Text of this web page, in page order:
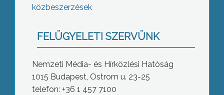
közbeszerzések
FELÜGYELETI SZERVÜNK
Nemzeti Média- és Hírközlési Hatóság
1015 Budapest, Ostrom u. 23-25
telefon: +36 1 457 7100